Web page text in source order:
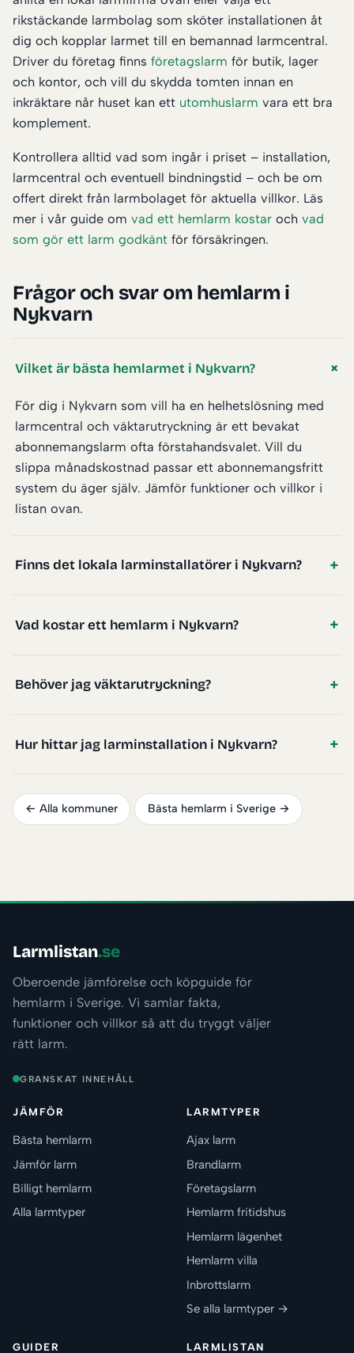
rikstäckande larmbolag som sköter installationen åt
dig och kopplar larmet till en bemannad larmcentral.
Driver du företag finns företagslarm för butik, lager
och kontor, och vill du skydda tomten innan en
inkräktare når huset kan ett utomhuslarm vara ett bra
komplement.
Kontrollera alltid vad som ingår i priset – installation,
larmcentral och eventuell bindningstid – och be om
offert direkt från larmbolaget för aktuella villkor. Läs
mer i vår guide om vad ett hemlarm kostar och vad
som gör ett larm godkänt för försäkringen.
Frågor och svar om hemlarm i
Nykvarn
Vilket är bästa hemlarmet i Nykvarn?
För dig i Nykvarn som vill ha en helhetslösning med
larmcentral och väktarutryckning är ett bevakat
abonnemangslarm ofta förstahandsvalet. Vill du
slippa månadskostnad passar ett abonnemangsfritt
system du äger själv. Jämför funktioner och villkor i
listan ovan.
Finns det lokala larminstallatörer i Nykvarn?
Vad kostar ett hemlarm i Nykvarn?
Behöver jag väktarutryckning?
Hur hittar jag larminstallation i Nykvarn?
← Alla kommuner Bästa hemlarm i Sverige →
Larmlistan.se
Oberoende jämförelse och köpguide för
hemlarm i Sverige. Vi samlar fakta,
funktioner och villkor så att du tryggt väljer
rätt larm.
GRANSKAT INNEHÅLL
JÄMFÖR
Bästa hemlarm
Jämför larm
Billigt hemlarm
Alla larmtyper
LARMTYPER
Ajax larm
Brandlarm
Företagslarm
Hemlarm fritidshus
Hemlarm lägenhet
Hemlarm villa
Inbrottslarm
Se alla larmtyper →
GUIDER LARMLISTAN